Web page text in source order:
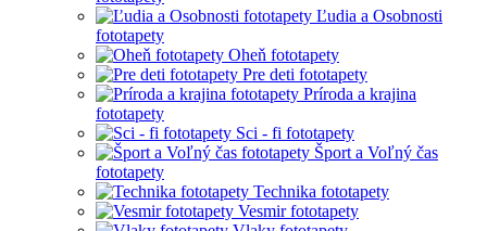
Ľudia a Osobnosti
fototapety
Oheň fototapety
Pre deti fototapety
Príroda a krajina
fototapety
Sci - fi fototapety
Šport a Voľný čas
fototapety
Technika fototapety
Vesmir fototapety